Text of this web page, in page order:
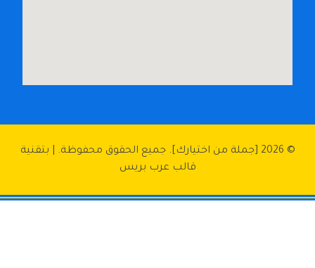
© 2026 [جملة من اختيارك]. جميع الحقوق محفوظة. | بتقنية
قالب عرب بريس